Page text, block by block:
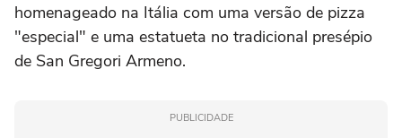
homenageado na Itália com uma versão de pizza
"especial" e uma estatueta no tradicional presépio
de San Gregori Armeno.
PUBLICIDADE